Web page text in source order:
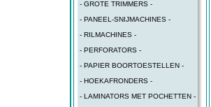
- GROTE TRIMMERS -
- PANEEL-SNIJMACHINES -
- RILMACHINES -
- PERFORATORS -
- PAPIER BOORTOESTELLEN -
- HOEKAFRONDERS -
- LAMINATORS MET POCHETTEN -